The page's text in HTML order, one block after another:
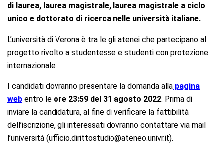
di laurea, laurea magistrale, laurea magistrale a ciclo
unico e dottorato di ricerca nelle università italiane.
L’università di Verona è tra le gli atenei che partecipano al
progetto rivolto a studentesse e studenti con protezione
internazionale.
I candidati dovranno presentare la domanda alla pagina
web entro le ore 23:59 del 31 agosto 2022. Prima di
inviare la candidatura, al fine di verificare la fattibilità
dell’iscrizione, gli interessati dovranno contattare via mail
l’università (ufficio.dirittostudio@ateneo.univr.it).